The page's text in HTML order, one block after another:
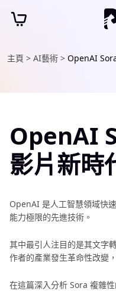
主頁 > AI藝術 > OpenAI
OpenAI
影片新時
OpenAI 是人工智慧領域快
能力極限的先進技術。
其中最引人注目的是其文字
作者的產業發生革命性改變
在這篇深入分析 Sora 複雜